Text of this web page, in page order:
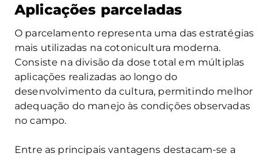
Aplicações parceladas
O parcelamento representa uma das estratégias
mais utilizadas na cotonicultura moderna.
Consiste na divisão da dose total em múltiplas
aplicações realizadas ao longo do
desenvolvimento da cultura, permitindo melhor
adequação do manejo às condições observadas
no campo.
Entre as principais vantagens destacam-se a